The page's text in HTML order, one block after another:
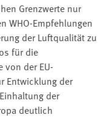
Grenzwerte nur
WHO-Empfehlungen
der Luftqualität zu
für die
von der EU-
Entwicklung der
der
deutlich